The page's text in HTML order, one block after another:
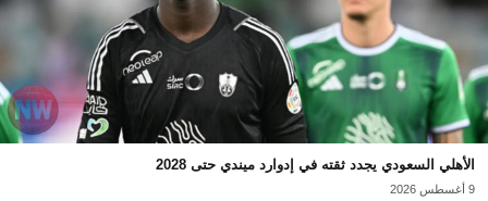
الأهلي السعودي يجدد ثقته في إدوارد ميندي حتى 2028
9 أغسطس 2026